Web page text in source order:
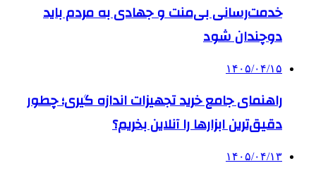
خدمت‌رسانی بی‌منت و جهادی به مردم باید
دوچندان شود
۱۴۰۵/۰۴/۱۵
راهنمای جامع خرید تجهیزات اندازه گیری؛ چطور
دقیق‌ترین ابزارها را آنلاین بخریم؟
۱۴۰۵/۰۴/۱۳